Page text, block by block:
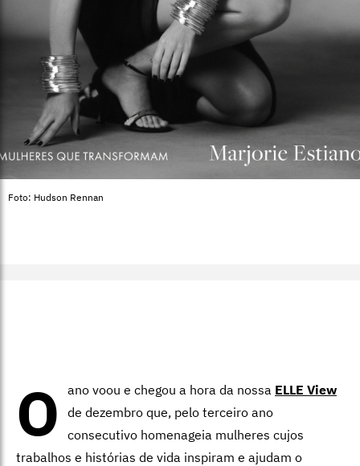
Foto: Hudson Rennan
O ano voou e chegou a hora da nossa ELLE View
de dezembro que, pelo terceiro ano
consecutivo homenageia mulheres cujos
trabalhos e histórias de vida inspiram e ajudam o